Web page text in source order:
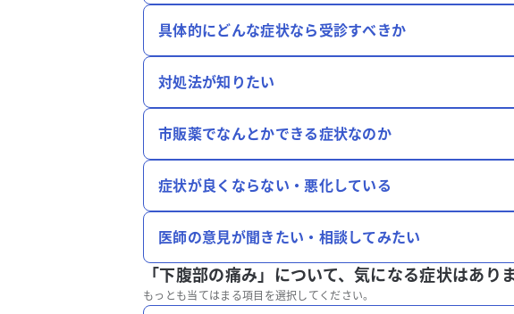
具体的にどんな症状なら受診すべきか
対処法が知りたい
市販薬でなんとかできる症状なのか
症状が良くならない・悪化している
医師の意見が聞きたい・相談してみたい
「下腹部の痛み」について、気になる症状はあり
もっとも当てはまる項目を選択してください。